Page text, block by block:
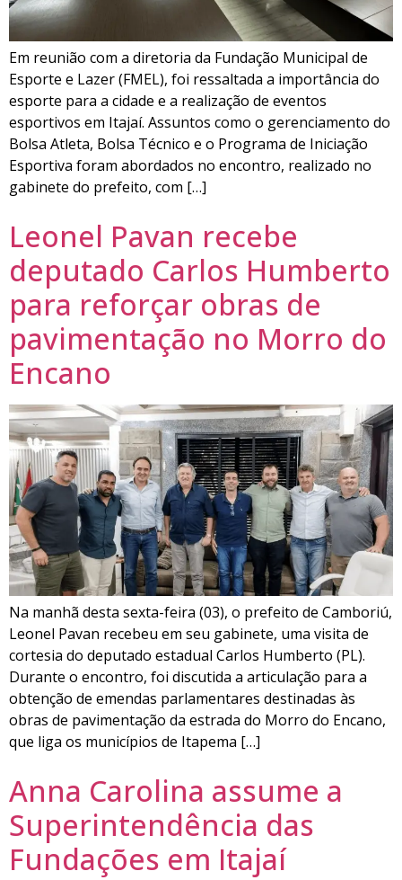
Em reunião com a diretoria da Fundação Municipal de
Esporte e Lazer (FMEL), foi ressaltada a importância do
esporte para a cidade e a realização de eventos
esportivos em Itajaí. Assuntos como o gerenciamento do
Bolsa Atleta, Bolsa Técnico e o Programa de Iniciação
Esportiva foram abordados no encontro, realizado no
gabinete do prefeito, com […]
Leonel Pavan recebe
deputado Carlos Humberto
para reforçar obras de
pavimentação no Morro do
Encano
Na manhã desta sexta-feira (03), o prefeito de Camboriú,
Leonel Pavan recebeu em seu gabinete, uma visita de
cortesia do deputado estadual Carlos Humberto (PL).
Durante o encontro, foi discutida a articulação para a
obtenção de emendas parlamentares destinadas às
obras de pavimentação da estrada do Morro do Encano,
que liga os municípios de Itapema […]
Anna Carolina assume a
Superintendência das
Fundações em Itajaí